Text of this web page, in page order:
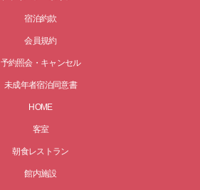
宿泊約款
会員規約
予約照会・キャンセル
未成年者宿泊同意書
HOME
客室
朝食レストラン
館内施設